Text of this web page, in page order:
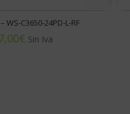
WS-C3650-24PD-L-RF
€